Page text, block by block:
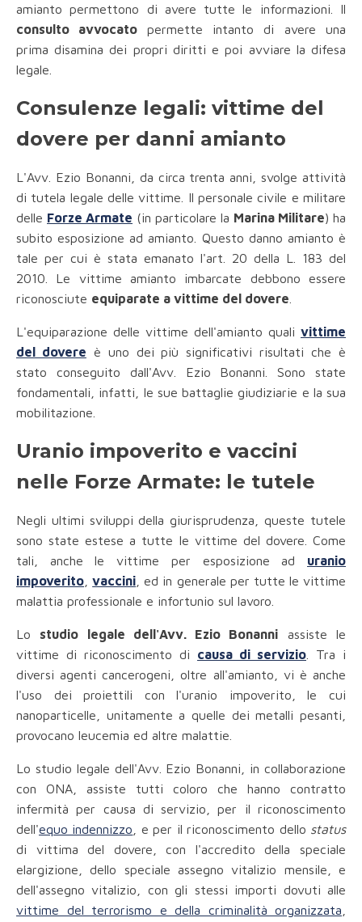
amianto permettono di avere tutte le informazioni. Il
consulto avvocato permette intanto di avere una
prima disamina dei propri diritti e poi avviare la difesa
legale.
Consulenze legali: vittime del
dovere per danni amianto
L'Avv. Ezio Bonanni, da circa trenta anni, svolge attività
di tutela legale delle vittime. Il personale civile e militare
delle Forze Armate (in particolare la Marina Militare) ha
subito esposizione ad amianto. Questo danno amianto è
tale per cui è stata emanato l'art. 20 della L. 183 del
2010. Le vittime amianto imbarcate debbono essere
riconosciute equiparate a vittime del dovere
L'equiparazione delle vittime dell'amianto quali vittime
del dovere è uno dei più significativi risultati che è
stato conseguito dall'Avv. Ezio Bonanni. Sono state
fondamentali, infatti, le sue battaglie giudiziarie e la sua
mobilitazione.
Uranio impoverito e vaccini
nelle Forze Armate: le tutele
Negli ultimi sviluppi della giurisprudenza, queste tutele
sono state estese a tutte le vittime del dovere. Come
tali, anche le vittime per esposizione ad uranio
impoverito ,vaccini , ed in generale per tutte le vittime
malattia professionale e infortunio sul lavoro.
Lo studio legale dell'Avv. Ezio Bonanni assiste le
vittime di riconoscimento di causa di servizio . Tra i
diversi agenti cancerogeni, oltre all'amianto, vi è anche
l'uso dei proiettili con l'uranio impoverito, le cui
nanoparticelle, unitamente a quelle dei metalli pesanti,
provocano leucemia ed altre malattie.
Lo studio legale dell'Avv. Ezio Bonanni, in collaborazione
con ONA, assiste tutti coloro che hanno contratto
infermità per causa di servizio, per il riconoscimento
dell'equo indennizzo , e per il riconoscimento dello status
di vittima del dovere, con l'accredito della speciale
elargizione, dello speciale assegno vitalizio mensile, e
dell'assegno vitalizio, con gli stessi importi dovuti alle
vittime del terrorismo e della criminalità organizzata